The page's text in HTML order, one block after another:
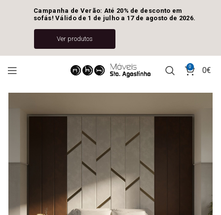
0 0€
Campanha de Verão: Até 20% de desconto em
sofás! Válido de 1 de julho a 17 de agosto de 2026.
Ver produtos